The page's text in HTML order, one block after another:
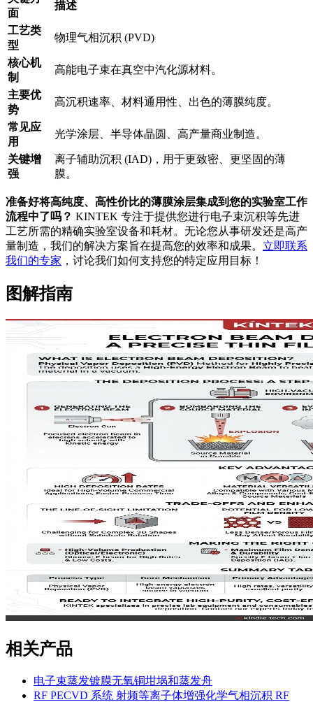
面
描述
工艺类
型
物理气相沉积 (PVD)
核心机
制
高能电子束在真空中汽化源材料。
主要优
势
高沉积速率、材料通用性、出色的薄膜纯度。
常见应
用
光学涂层、半导体晶圆、高产量商业制造。
关键增
强
离子辅助沉积 (IAD)，用于更致密、更坚固的薄
膜。
准备好将高纯度、高性价比的薄膜涂层集成到您的实验室工作
流程中了吗？ KINTEK 专注于提供您进行电子束沉积等先进
工艺所需的精确实验室设备和耗材。无论您从事研发还是高产
量制造，我们的解决方案旨在提高您的效率和成果。 立即联系
我们的专家 ，讨论我们如何支持您的特定应用目标！
图解指南
相关产品
电子束蒸发镀膜无氧铜坩埚和蒸发舟
RF PECVD 系统 射频等离子体增强化学气相沉积 RF